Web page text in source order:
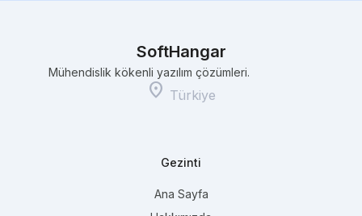
SoftHangar
Mühendislik kökenli yazılım çözümleri.
location_on Türkiye
Gezinti
Ana Sayfa